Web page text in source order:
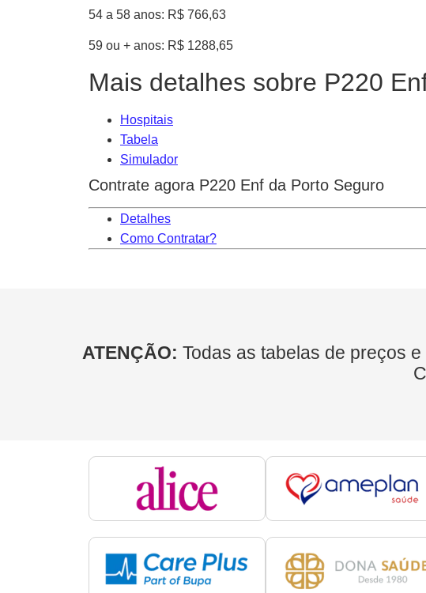
54 a 58 anos: R$ 766,63
59 ou + anos: R$ 1288,65
Mais detalhes sobre P220
Hospitais
Tabela
Simulador
Contrate agora P220 Enf da Porto Seguro
Detalhes
Como Contratar?
ATENÇÃO: Todas as tabelas de preços